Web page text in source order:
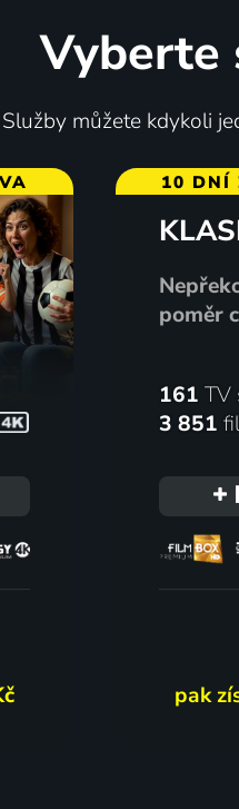
Vyberte
Služby můžete kdykoli
10 DNÍ
poměr
161 TV
3 851
pak